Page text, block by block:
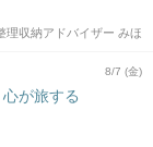
理収納アドバイザー みほ
8/7 (金)
が旅する